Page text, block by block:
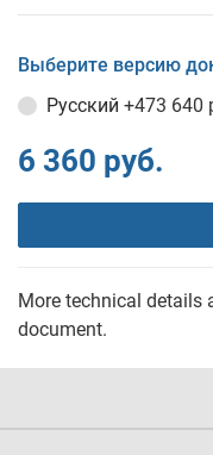
Выберите версию
Русский +473 640
6 360 руб.
More technical details
document.